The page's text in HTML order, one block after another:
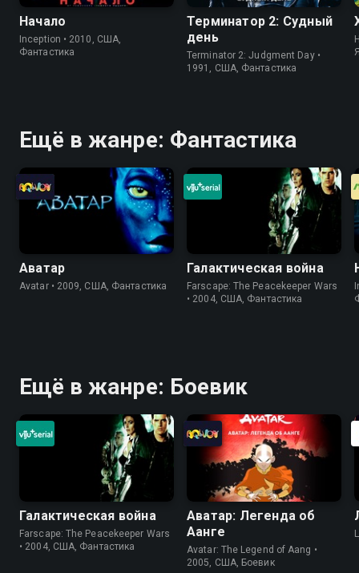
Начало
Inception • 2010, США,
Фантастика
Терминатор 2: Судный
день
Terminator 2: Judgment Day •
1991, США, Фантастика
Ещё в жанре: Фантастика
Аватар
Avatar • 2009, США, Фантастика
Галактическая война
Farscape: The Peacekeeper Wars
• 2004, США, Фантастика
Ещё в жанре: Боевик
Галактическая война
Farscape: The Peacekeeper Wars
• 2004, США, Фантастика
Аватар: Легенда об
Аанге
Avatar: The Legend of Aang •
2005, США, Боевик